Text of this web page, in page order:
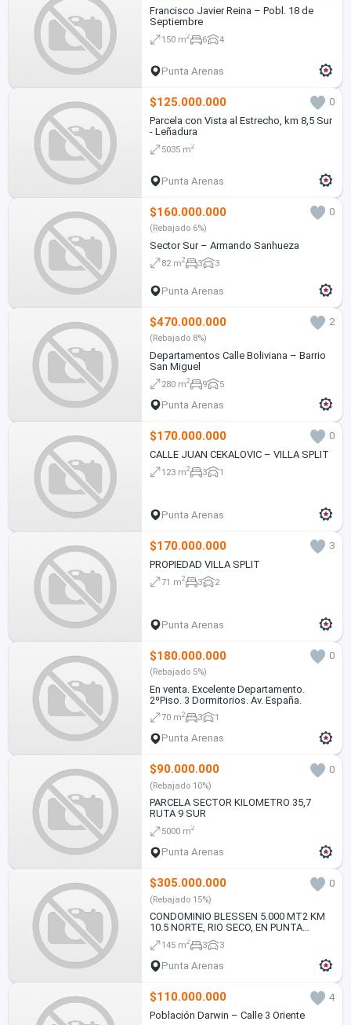
Francisco Javier Reina – Pobl. 18 de
Septiembre
150 m2 6 4
Punta Arenas
$125.000.000
0
Parcela con Vista al Estrecho, km 8,5 Sur
- Leñadura
5035 m2
Punta Arenas
$160.000.000 0
(Rebajado 6%)
Sector Sur – Armando Sanhueza
82 m2 3 3
Punta Arenas
$470.000.000 2
(Rebajado 8%)
Departamentos Calle Boliviana – Barrio
San Miguel
280 m2 9 5
Punta Arenas
$170.000.000
0
CALLE JUAN CEKALOVIC – VILLA SPLIT
123 m2 3 1
Punta Arenas
$170.000.000
3
PROPIEDAD VILLA SPLIT
71 m2 3 2
Punta Arenas
$180.000.000 0
(Rebajado 5%)
En venta. Excelente Departamento.
2ºPiso. 3 Dormitorios. Av. España.
70 m2 3 1
Punta Arenas
$90.000.000 0
(Rebajado 10%)
PARCELA SECTOR KILOMETRO 35,7
RUTA 9 SUR
5000 m2
Punta Arenas
$305.000.000 0
(Rebajado 15%)
CONDOMINIO BLESSEN 5.000 MT2 KM
10.5 NORTE, RIO SECO, EN PUNTA
ARENAS
145 m2 3 3
Punta Arenas
$110.000.000
4
Población Darwin – Calle 3 Oriente